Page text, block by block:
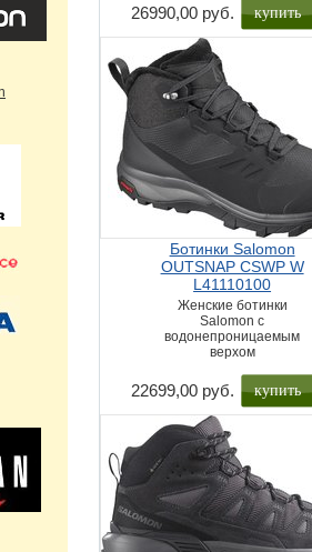
26990,00 руб. купить
Ботинки Salomon
OUTSNAP CSWP W
L41110100
Женские ботинки
Salomon с
водонепроницаемым
верхом
22699,00 руб. купить